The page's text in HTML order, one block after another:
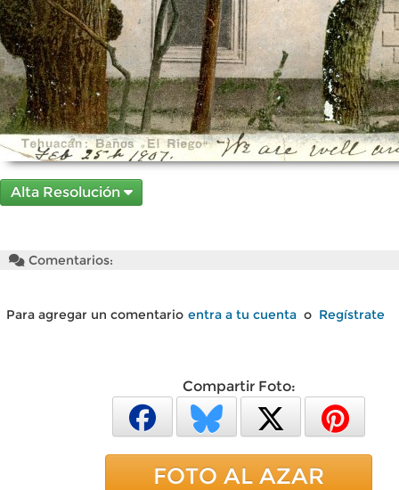
Alta Resolución
Comentarios:
Para agregar un comentario entra a tu cuenta o Regístrate
Compartir Foto:
FOTO AL AZAR